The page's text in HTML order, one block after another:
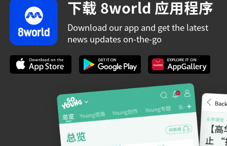
下载 8world 应用程序
Download our app and get the latest
news updates on-the-go